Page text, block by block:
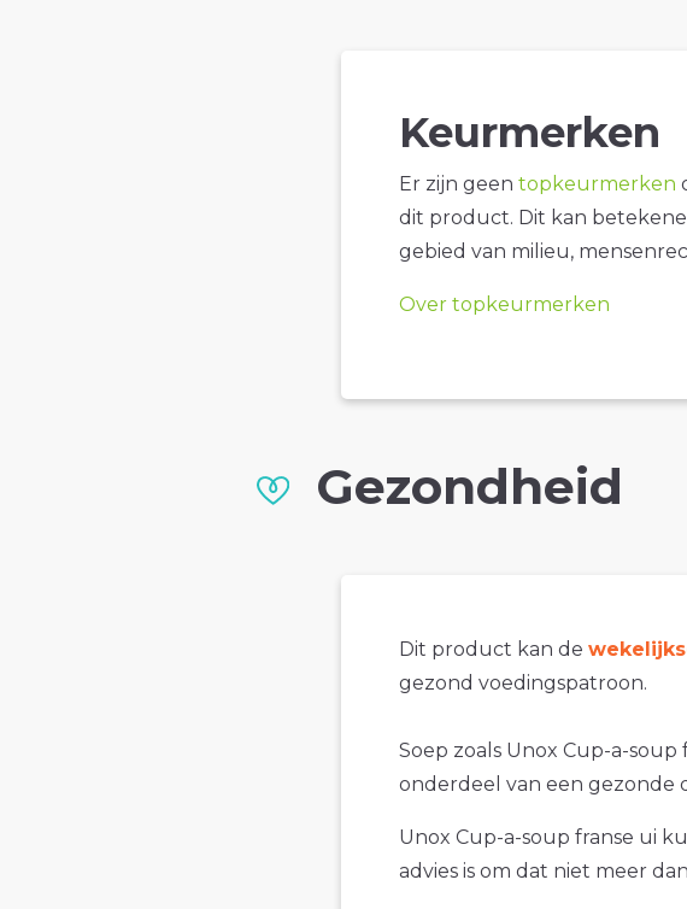
Keurmerken
Er zijn geen topkeurmerken
dit product. Dit kan
gebied van milieu,
Over topkeurmerken
Gezondheid
Dit product kan de
gezond voedingspatroon.
Soep zoals Unox Cup-a-soup
onderdeel van een gezonde
Unox Cup-a-soup franse ui
advies is om dat niet meer